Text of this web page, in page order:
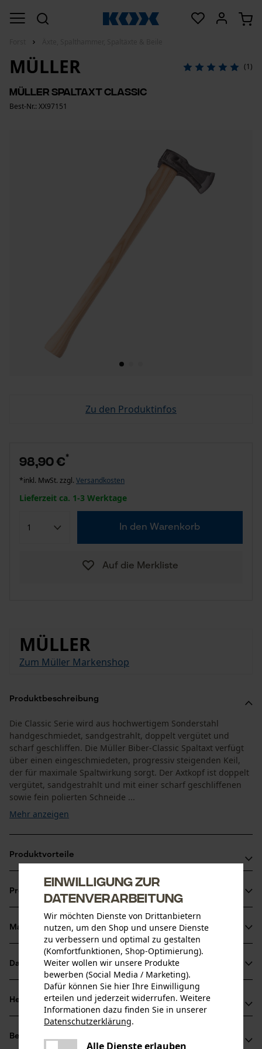
MÜLLER (1)
Müller Spaltaxt Classic
Best-Nr.: XX97151
Zu den Produktinfos
98,90 €*
*inkl. MwSt. zzgl. Versandkosten
Lieferzeit ca. 1-3 Werktage
In den Warenkorb
Auf die Merkliste
MÜLLER
Zum Müller Markenshop
Produktbeschreibung
Die Classic Serie wird aus hochwertigem Sonderstahl
handgeschmiedet, sandgestrahlt, doppelt vergütet und
scharf geschliffen. Die Müller Biber-Classic Spaltaxt verfügt
über einen eingeschmiedeten, progressiv steigenden Keil,
der für maximale Spaltwirkung sorgt. Der Axtkopf ist doppelt
vergütet, sandgestrahlt und mit einer scharf geschliffenen
sowie fein polierten Schneide ...
Mehr anzeigen
Produktvorteile
Handgeschmiedet
Sehr hochwertig verarbeitet
Nostalgisch wirkendes Werkzeug
Produktinformationen
Produktdetails
Aktivitätstyp
Altersgruppe
Erwachsener
Material & Pflege
Material
Blattmaterial
Datenblätter
Produktsicherheitsdatenblatt (PDF)
Bedienungsanleitung (PDF)
Herstellerinformationen
Leonhard Müller + Söhne GmbH
Zellach 4
Bewertungen
Einwilligung zur
Datenverarbeitung
Wir möchten Dienste von Drittanbietern
nutzen, um den Shop und unsere Dienste
zu verbessern und optimal zu gestalten
(Komfortfunktionen, Shop-Optimierung).
Weiter wollen wir unsere Produkte
bewerben (Social Media / Marketing).
Dafür können Sie hier Ihre Einwilligung
erteilen und jederzeit widerrufen. Weitere
Informationen dazu finden Sie in unserer
Datenschutzerklärung.
Alle Dienste erlauben
Es ist ein Fehler aufgetreten. Bitte